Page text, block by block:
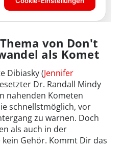
von Don't
als Komet
Dibiasky (Jennifer
Dr. Randall Mindy
nahenden Kometen
schnellstmöglich, vor
zu warnen. Doch
als auch in der
Gehör. Kommt Dir das